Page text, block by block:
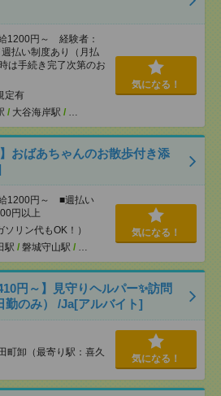
1200円～ 経験者：
払い制度あり（月払
は手続き完了次第のお
定有
/ 大谷海岸駅 / …
気になる！
おばあちゃんのお散歩付き添
1200円～ ■週払い
円以上
リン代もOK！）
駅 / 磐城守山駅 / …
気になる！
円～】見守りヘルパー✨訪問
勤のみ） /Ja[アルバイト]
町卸（最寄り駅：喜久
気になる！